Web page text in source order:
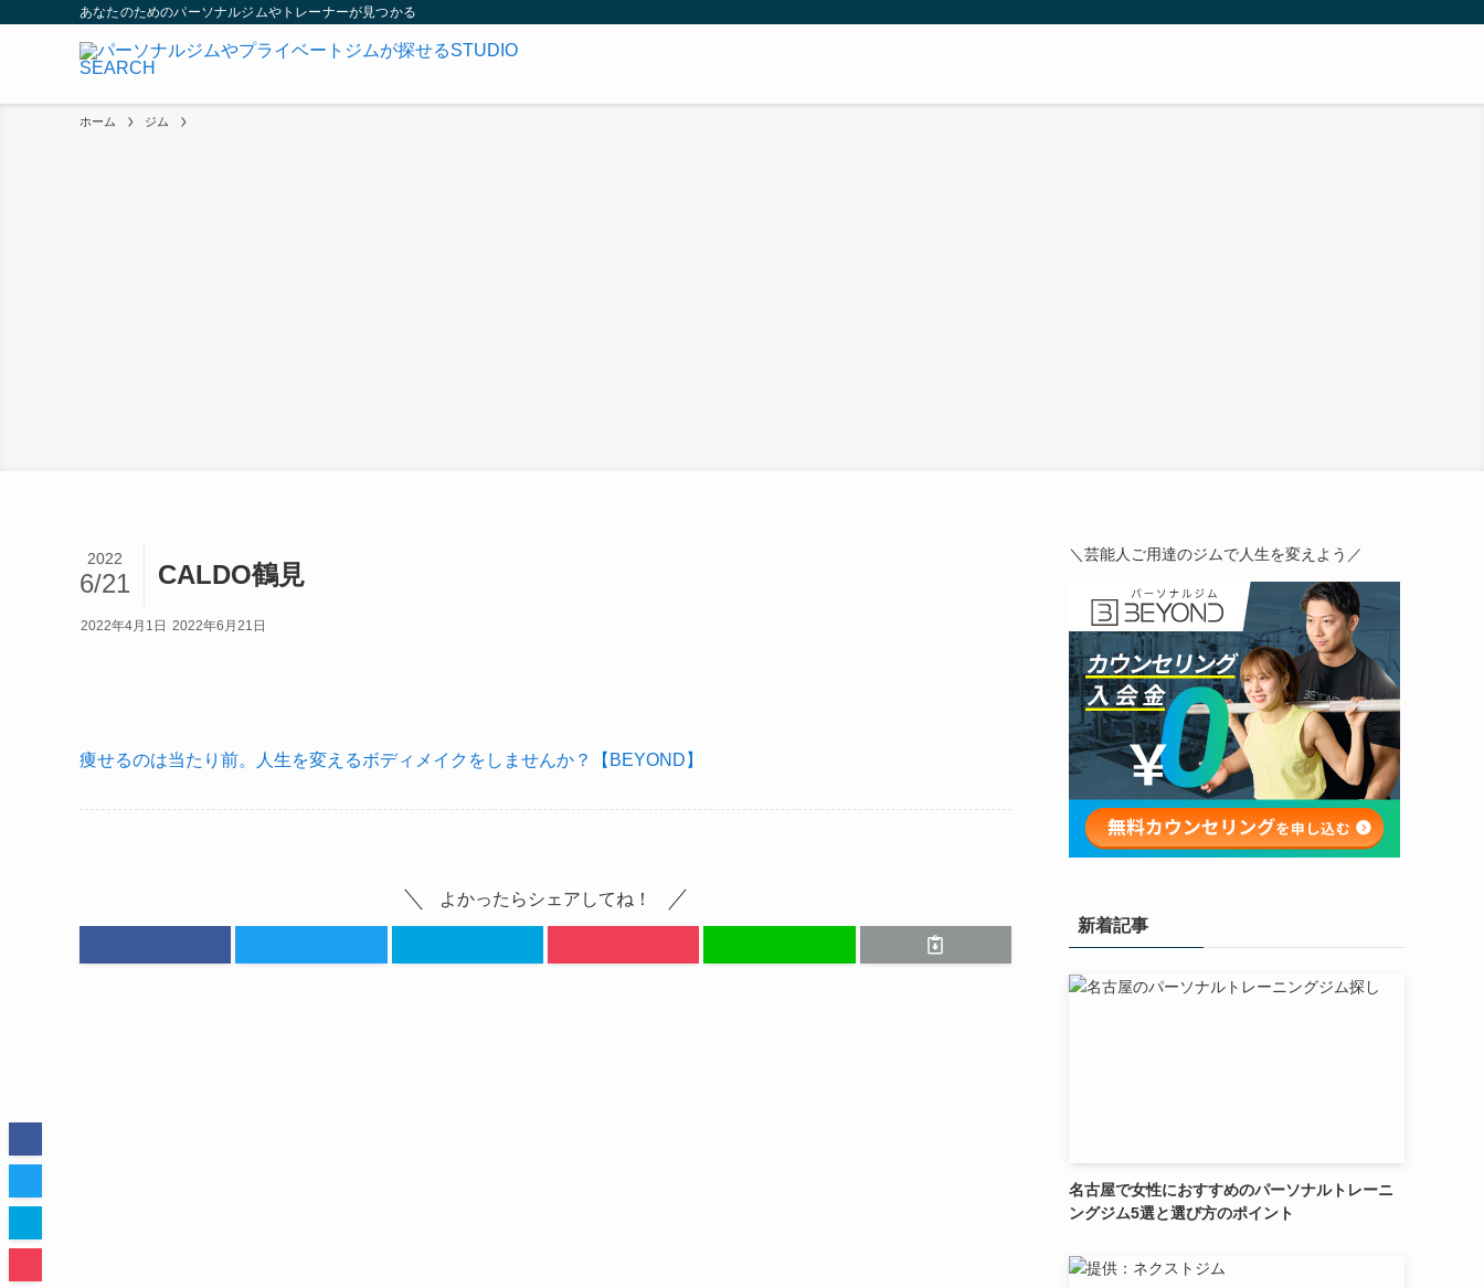
あなたのためのパーソナルジムやトレーナーが見つかる
ホーム ジム
CALDO鶴見
2022
6/21
2022年4月1日 2022年6月21日
痩せるのは当たり前。人生を変えるボディメイクをしませんか？【BEYOND】
よかったらシェアしてね！
＼芸能人ご用達のジムで人生を変えよう／
新着記事
名古屋で女性におすすめのパーソナルトレーニ
ングジム5選と選び方のポイント